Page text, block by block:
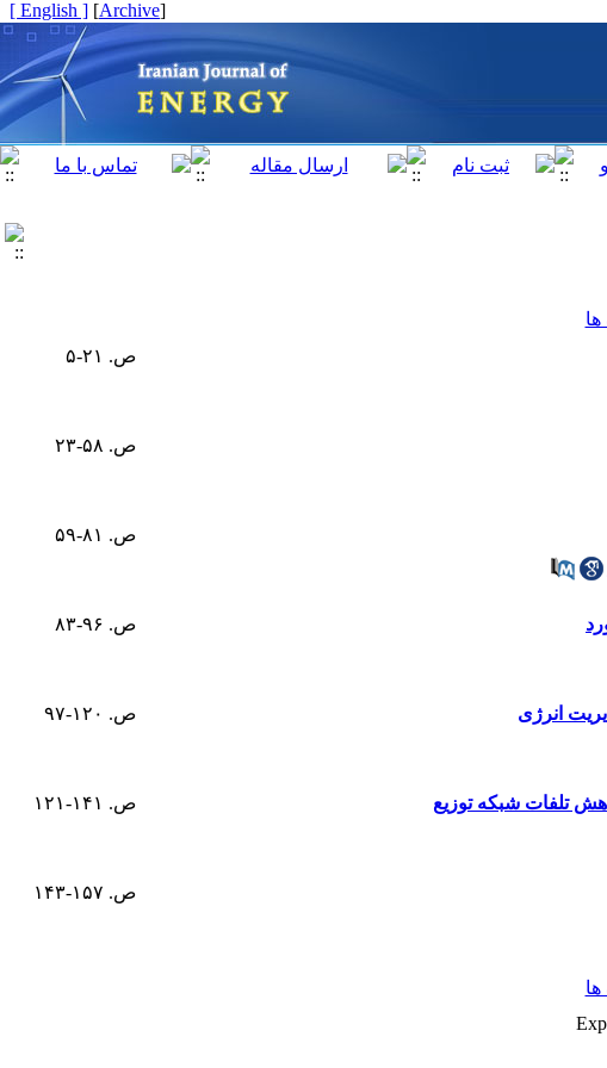
[
Archive
]
[ English ]
ص. ۲۱-۵
ص. ۵۸-۲۳
ص. ۸۱-۵۹
ص. ۹۶-۸۳
انرژی
ص. ۱۲۰-۹۷
تلفات شبکه توزیع
ص. ۱۴۱-۱۲۱
ص. ۱۵۷-۱۴۳